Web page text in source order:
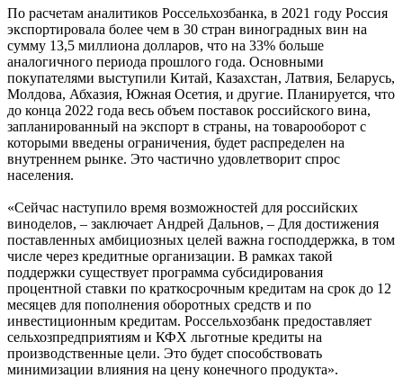
По расчетам аналитиков Россельхозбанка, в 2021 году Россия
экспортировала более чем в 30 стран виноградных вин на
сумму 13,5 миллиона долларов, что на 33% больше
аналогичного периода прошлого года. Основными
покупателями выступили Китай, Казахстан, Латвия, Беларусь,
Молдова, Абхазия, Южная Осетия, и другие. Планируется, что
до конца 2022 года весь объем поставок российского вина,
запланированный на экспорт в страны, на товарооборот с
которыми введены ограничения, будет распределен на
внутреннем рынке. Это частично удовлетворит спрос
населения.
«Сейчас наступило время возможностей для российских
виноделов, – заключает Андрей Дальнов, – Для достижения
поставленных амбициозных целей важна господдержка, в том
числе через кредитные организации. В рамках такой
поддержки существует программа субсидирования
процентной ставки по краткосрочным кредитам на срок до 12
месяцев для пополнения оборотных средств и по
инвестиционным кредитам. Россельхозбанк предоставляет
сельхозпредприятиям и КФХ льготные кредиты на
производственные цели. Это будет способствовать
минимизации влияния на цену конечного продукта».